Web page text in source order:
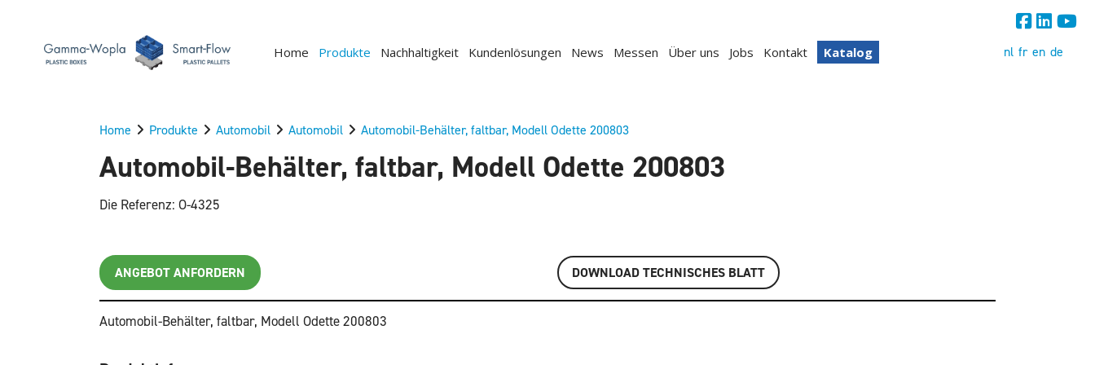
Home Produkte Nachhaltigkeit Kundenlösungen News Messen Über uns Jobs Kontakt Katalog nl fr en de
Home Produkte Automobil Automobil Automobil-Behälter, faltbar, Modell Odette 200803
Automobil-Behälter, faltbar, Modell Odette 200803
Die Referenz: O-4325
ANGEBOT ANFORDERN DOWNLOAD TECHNISCHES BLATT
Automobil-Behälter, faltbar, Modell Odette 200803